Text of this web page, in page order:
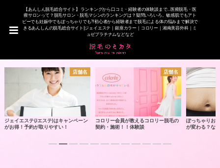
【あんしん脱毛総合サイト】 ランキングから口コミ・経験者の体験談まで…医療脱毛・医
療サロンって？脱毛サロン・脱毛マシンのランキングは？疑問いろいろ。敏感肌でもアト
ピーでも妊娠中でもぽっちゃりでも?!初心者から経験者まで脱毛による体の悩みまで解決で
きるあんしんの脱毛総合サイト|ジェイエステ｜銀座カラー｜コロリー｜湘南美容外科｜ミ
ュゼプラチナムなどなど
店舗名
ジェイエステ(Jエステ)はキャンペーン
がお得！予約が取りやすい！
店舗名
コロリー会員が教えるコロリー脱毛の
契約・施術！！体験談
ぽっちゃりお
が変わる？な